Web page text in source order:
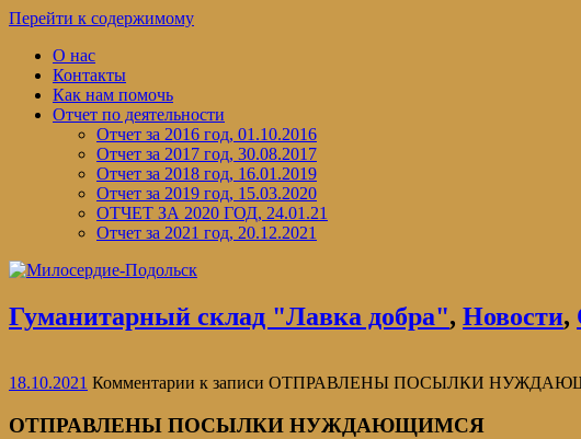
Перейти к содержимому
О нас
Контакты
Как нам помочь
Отчет по деятельности
Отчет за 2016 год, 01.10.2016
Отчет за 2017 год, 30.08.2017
Отчет за 2018 год, 16.01.2019
Отчет за 2019 год, 15.03.2020
ОТЧЕТ ЗА 2020 ГОД, 24.01.21
Отчет за 2021 год, 20.12.2021
Гуманитарный склад "Лавка добра", Новости,
18.10.2021 Комментарии к записи ОТПРАВЛЕНЫ ПОСЫЛКИ
ОТПРАВЛЕНЫ ПОСЫЛКИ НУЖДАЮЩИМСЯ